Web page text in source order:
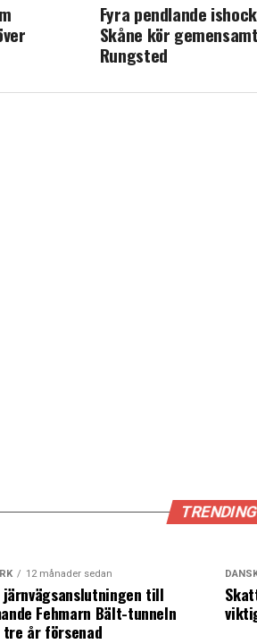
Fyra pendlande
Skåne kör
Rungsted
TRENDING
12 månader sedan
järnvägsanslutningen till
Fehmarn Bält-tunneln
år försenad